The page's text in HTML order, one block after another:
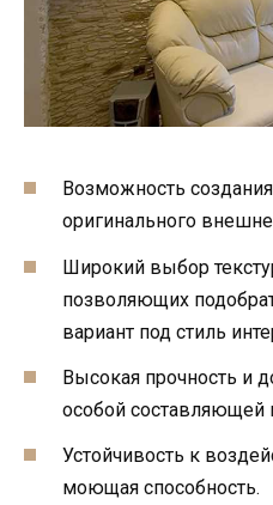
Возможность
оригинального
Широкий выбор
позволяющих
вариант под стиль
Высокая прочность и
особой составляющей
Устойчивость к
моющая способность.